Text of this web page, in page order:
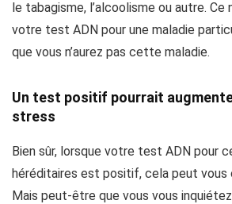
le tabagisme, l’alcoolisme ou autre. Ce
votre test ADN pour une maladie
que vous n’aurez pas cette maladie.
Un test positif pourrait
stress
Bien sûr, lorsque votre test ADN pour
héréditaires est positif, cela peut vous
Mais peut-être que vous vous